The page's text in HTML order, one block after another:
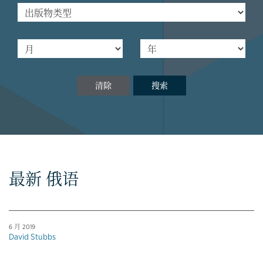
清除 搜索
最新 俄语
6 月 2019
David Stubbs